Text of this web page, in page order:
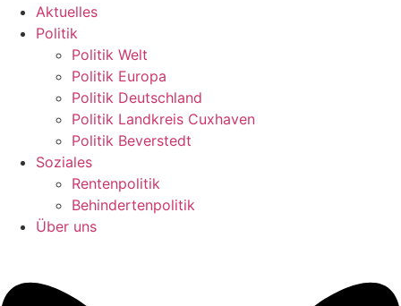
Aktuelles
Politik
Politik Welt
Politik Europa
Politik Deutschland
Politik Landkreis Cuxhaven
Politik Beverstedt
Soziales
Rentenpolitik
Behindertenpolitik
Über uns